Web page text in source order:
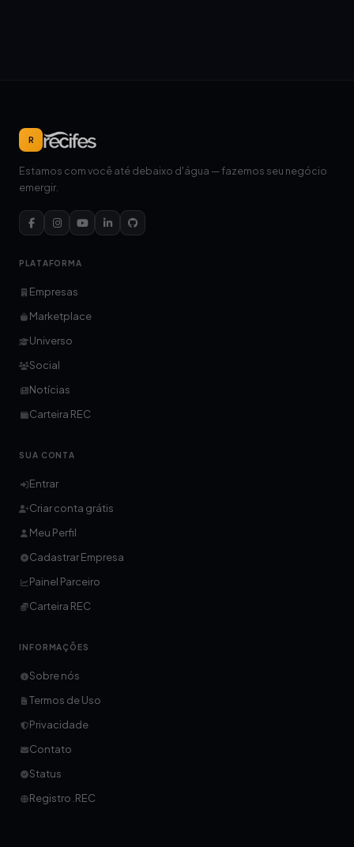
R
Estamos com você até debaixo d'água — fazemos seu negócio
emergir.
PLATAFORMA
Empresas
Marketplace
Universo
Social
Notícias
Carteira REC
SUA CONTA
Entrar
Criar conta grátis
Meu Perfil
Cadastrar Empresa
Painel Parceiro
Carteira REC
INFORMAÇÕES
Sobre nós
Termos de Uso
Privacidade
Contato
Status
Registro .REC